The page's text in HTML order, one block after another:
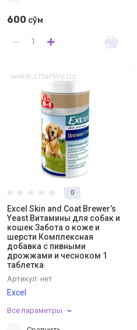
600 сўм
0
Excel Skin and Coat Brewer’s
Yeast Витамины для собак и
кошек Забота о коже и
шерсти Комплексная
добавка с пивными
дрожжами и чесноком 1
таблетка
Артикул: нет
Excel
Все параметры